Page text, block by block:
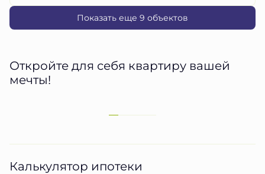
Показать еще 9 объектов
Откройте для себя квартиру вашей
мечты!
Калькулятор ипотеки